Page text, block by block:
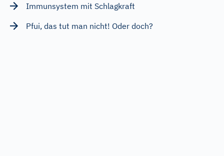
Immunsystem mit Schlagkraft
Pfui, das tut man nicht! Oder doch?